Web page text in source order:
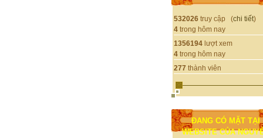
532026 truy cập (chi tiết)
4 trong hôm nay
1356194 lượt xem
4 trong hôm nay
277 thành viên
ĐANG CÓ MẶT TẠI
WEBSITE CỦA